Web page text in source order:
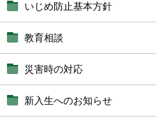
いじめ防止基本方針
教育相談
災害時の対応
新入生へのお知らせ